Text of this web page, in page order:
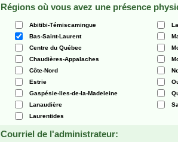
Régions où vous avez une présence
Abitibi-Témiscamingue
Bas-Saint-Laurent
Centre du Québec
Chaudières-Appalaches
Côte-Nord
Estrie
Gaspésie-Iles-de-la-Madeleine
Lanaudière
Laurentides
Courriel de l'administrateur: